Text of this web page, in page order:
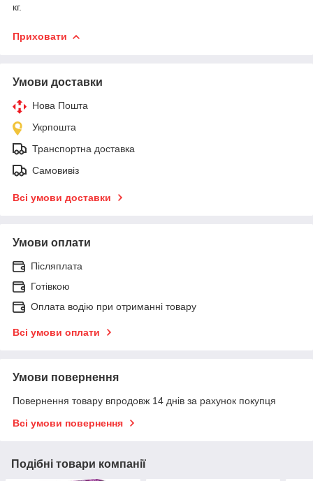
кг.
Приховати
Умови доставки
Нова Пошта
Укрпошта
Транспортна доставка
Самовивіз
Всі умови доставки
Умови оплати
Післяплата
Готівкою
Оплата водію при отриманні товару
Всі умови оплати
Умови повернення
Повернення товару впродовж 14 днів за рахунок покупця
Всі умови повернення
Подібні товари компанії